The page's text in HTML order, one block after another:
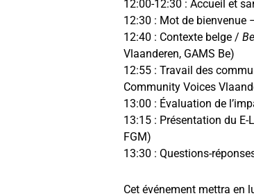
12:00-12:30 : Accueil et
12:30 : Mot de bienvenue
12:40 : Contexte belge /
Vlaanderen, GAMS Be)
12:55 : Travail des
Community Voices
13:00 : Évaluation de
13:15 : Présentation du E-
FGM)
13:30 : Questions-
Cet événement mettra en